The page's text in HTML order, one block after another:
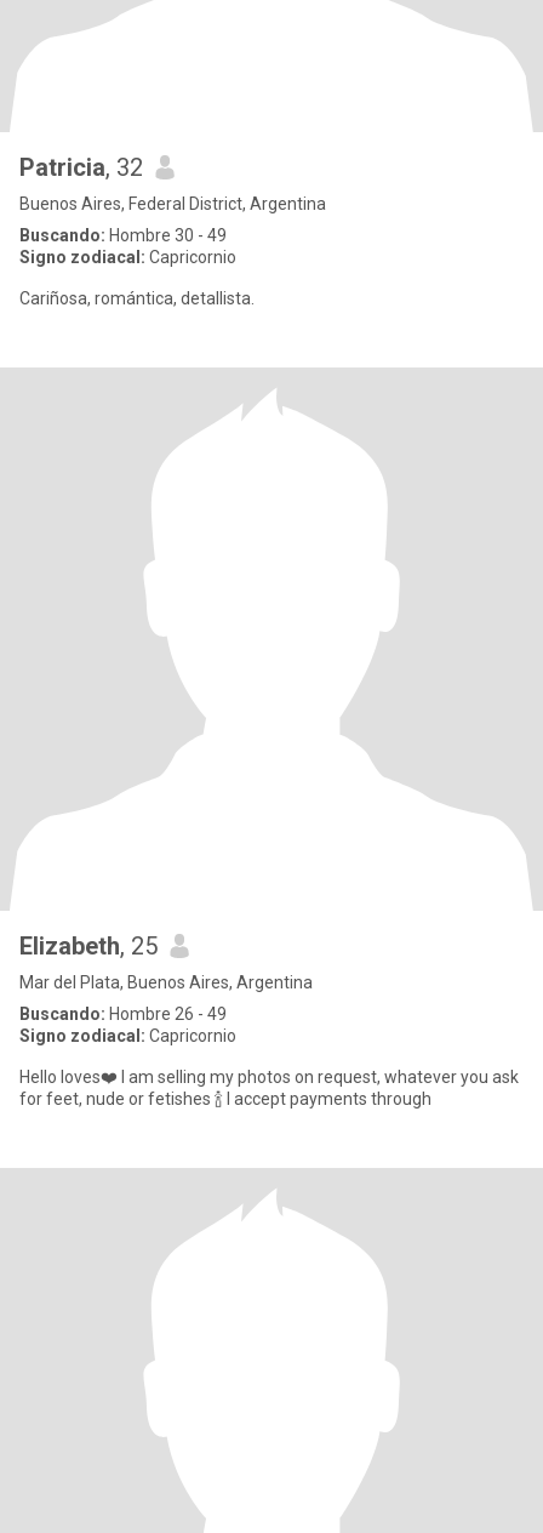
Patricia, 32
Buenos Aires, Federal District, Argentina
Buscando: Hombre 30 - 49
Signo zodiacal: Capricornio
Cariñosa, romántica, detallista.
Elizabeth, 25
Mar del Plata, Buenos Aires, Argentina
Buscando: Hombre 26 - 49
Signo zodiacal: Capricornio
Hello loves❤️ I am selling my photos on request, whatever you ask
for feet, nude or fetishes 🍾 I accept payments through